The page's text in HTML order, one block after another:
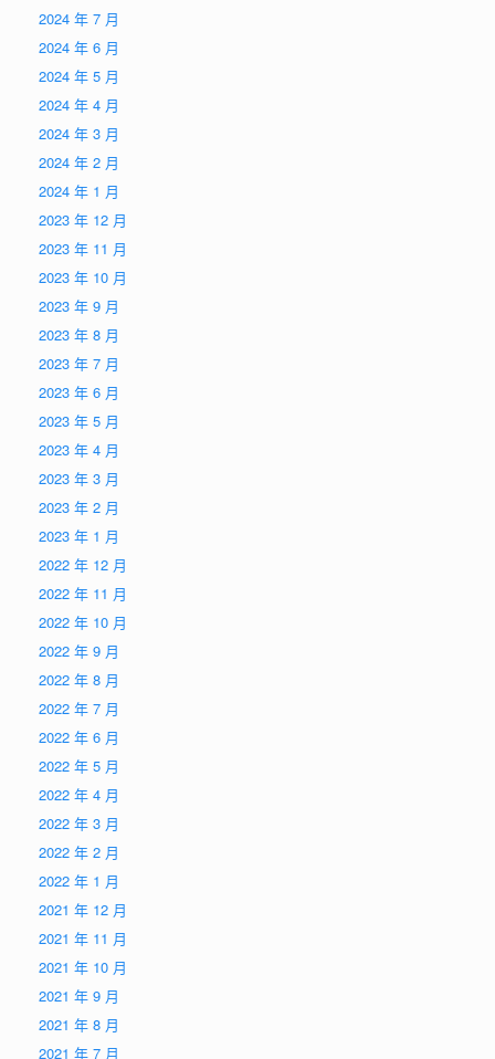
2024 年 7 月
2024 年 6 月
2024 年 5 月
2024 年 4 月
2024 年 3 月
2024 年 2 月
2024 年 1 月
2023 年 12 月
2023 年 11 月
2023 年 10 月
2023 年 9 月
2023 年 8 月
2023 年 7 月
2023 年 6 月
2023 年 5 月
2023 年 4 月
2023 年 3 月
2023 年 2 月
2023 年 1 月
2022 年 12 月
2022 年 11 月
2022 年 10 月
2022 年 9 月
2022 年 8 月
2022 年 7 月
2022 年 6 月
2022 年 5 月
2022 年 4 月
2022 年 3 月
2022 年 2 月
2022 年 1 月
2021 年 12 月
2021 年 11 月
2021 年 10 月
2021 年 9 月
2021 年 8 月
2021 年 7 月